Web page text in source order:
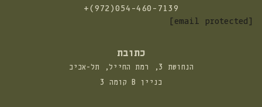
התקשרו
+(972)054-460-7139
[email protected]
כתובת
הנחושת 3, רמת החייל, תל-אביב
בניין B קומה 3